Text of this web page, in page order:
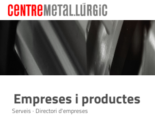
Empreses i productes
Serveis · Directori d'empreses